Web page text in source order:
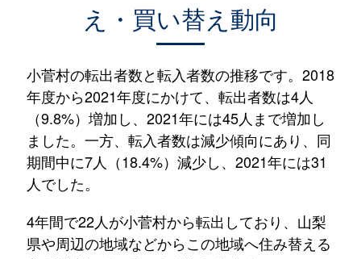
え・買い替え動向
小菅村の転出者数と転入者数の推移です。2018
年度から2021年度にかけて、転出者数は4人
（9.8%）増加し、2021年には45人まで増加し
ました。一方、転入者数は減少傾向にあり、同
期間中に7人（18.4%）減少し、2021年には31
人でした。
4年間で22人が小菅村から転出しており、山梨
県や周辺の地域などからこの地域へ住み替える